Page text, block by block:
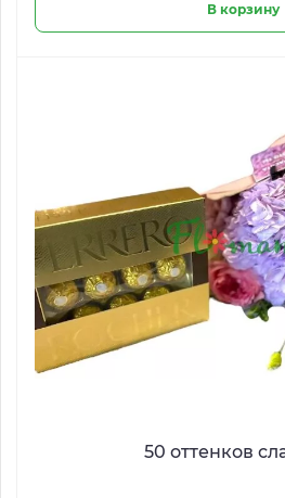
В корзину
50 оттенков